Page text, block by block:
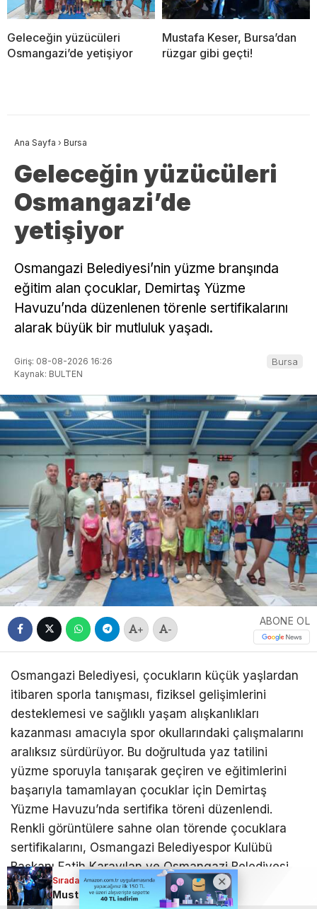
Geleceğin yüzücüleri
Osmangazi’de yetişiyor
Mustafa Keser, Bursa’dan
rüzgar gibi geçti!
Ana Sayfa › Bursa
Geleceğin yüzücüleri
Osmangazi’de
yetişiyor
Osmangazi Belediyesi’nin yüzme branşında
eğitim alan çocuklar, Demirtaş Yüzme
Havuzu’nda düzenlenen törenle sertifikalarını
alarak büyük bir mutluluk yaşadı.
Giriş: 08-08-2026 16:26
Kaynak: BULTEN
Bursa
+ -
ABONE OL
Osmangazi Belediyesi, çocukların küçük yaşlardan
itibaren sporla tanışması, fiziksel gelişimlerini
desteklemesi ve sağlıklı yaşam alışkanlıkları
kazanması amacıyla spor okullarındaki çalışmalarını
aralıksız sürdürüyor. Bu doğrultuda yaz tatilini
yüzme sporuyla tanışarak geçiren ve eğitimlerini
başarıyla tamamlayan çocuklar için Demirtaş
Yüzme Havuzu’nda sertifika töreni düzenlendi.
Renkli görüntülere sahne olan törende çocuklara
sertifikalarını, Osmangazi Belediyespor Kulübü
Başkanı Fatih Karayılan ve Osmangazi Belediyesi
Meclis Üyesi Bakır Taşer takdim etti. Aileler de
çocuklarının heyecanına ortak olurken, yüzme
Sıradaki Haber
Mustafa Keser, Bursa’dan rüzgar gibi geçti!